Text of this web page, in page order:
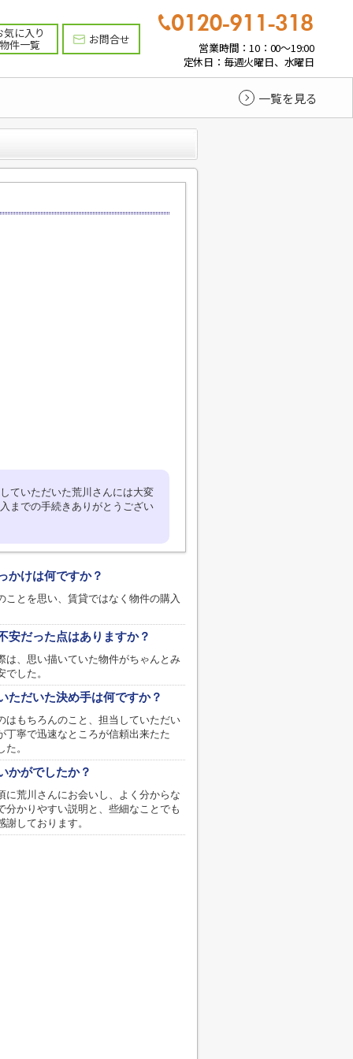
気に入り
件一覧 お問合せ
営業時間：10：00～19:00
定休日：毎週火曜日、水曜日
一覧を見る
ていただいた荒川さんには大変
までの手続きありがとうござい
かけは何ですか？
ことを思い、賃貸ではなく物件の購入
安だった点はありますか？
は、思い描いていた物件がちゃんとみ
した。
ただいた決め手は何ですか？
はもちろんのこと、担当していただい
丁寧で迅速なところが信頼出来たた
。
かがでしたか？
に荒川さんにお会いし、よく分からな
分かりやすい説明と、些細なことでも
しております。